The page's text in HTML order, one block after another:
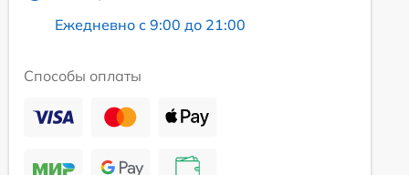
Ежедневно с 9:00 до 21:00
Способы оплаты